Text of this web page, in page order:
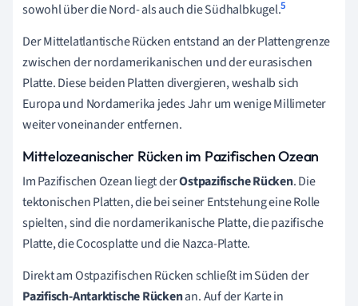
sowohl über die Nord- als auch die Südhalbkugel.5
Der Mittelatlantische Rücken entstand an der Plattengrenze
zwischen der nordamerikanischen und der eurasischen
Platte. Diese beiden Platten divergieren, weshalb sich
Europa und Nordamerika jedes Jahr um wenige Millimeter
weiter voneinander entfernen.
Mittelozeanischer Rücken im Pazifischen Ozean
Im Pazifischen Ozean liegt derOstpazifische Rücken. Die
tektonischen Platten, die bei seiner Entstehung eine Rolle
spielten, sind die nordamerikanische Platte, die pazifische
Platte, die Cocosplatte und die Nazca-Platte.
Direkt am Ostpazifischen Rücken schließt im Süden der
Pazifisch-Antarktische Rückenan. Auf der Karte in